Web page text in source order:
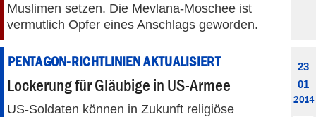
Muslimen setzen. Die Mevlana-Moschee ist
vermutlich Opfer eines Anschlags geworden.
PENTAGON-RICHTLINIEN AKTUALISIERT
Lockerung für Gläubige in US-Armee
US-Soldaten können in Zukunft religiöse
23
01
2014